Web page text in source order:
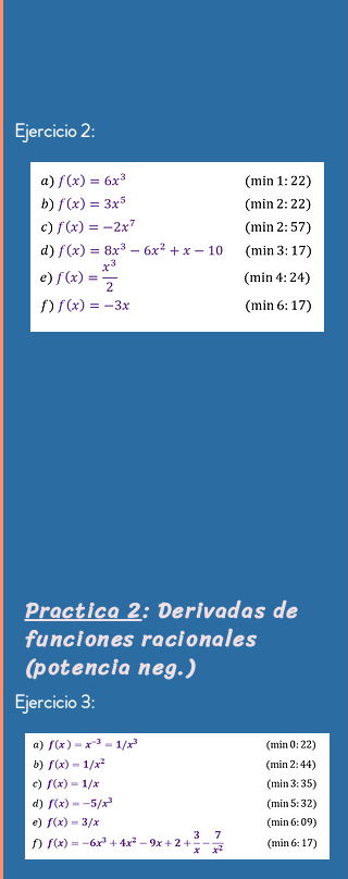
Ejercicio 2:
Practica 2: Derivadas de
funciones racionales
(potencia neg.)​
Ejercicio 3: